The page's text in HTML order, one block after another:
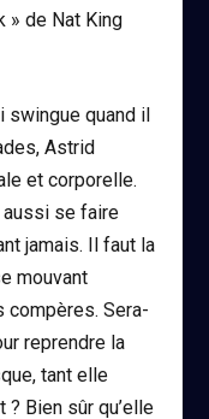
» de Nat King
quand il
Astrid
et corporelle.
aussi se faire
jamais. Il faut la
mouvant
compères. Sera-
reprendre la
tant elle
Bien sûr qu’elle